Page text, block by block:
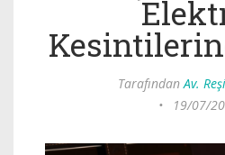
TarafındanAv.
•
19/07/